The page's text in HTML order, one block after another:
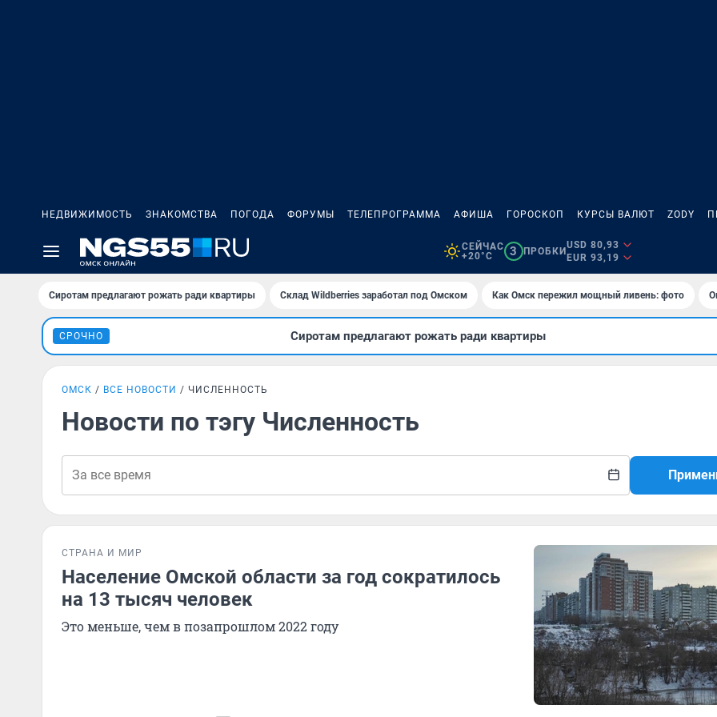
НЕДВИЖИМОСТЬ ЗНАКОМСТВА ПОГОДА ФОРУМЫ ТЕЛЕПРОГРАММА АФИША ГОРОСКОП КУРСЫ ВАЛЮТ ZODY
СЕЙЧАС
+20°C
3 ПРОБКИ
USD 80,93
EUR 93,19
Сиротам предлагают рожать ради квартиры Склад Wildberries заработал под Омском Как Омск пережил мощный ливень: фото
СРОЧНО Сиротам предлагают рожать ради квартиры
ОМСК ВСЕ НОВОСТИ ЧИСЛЕННОСТЬ
Новости по тэгу Численность
СТРАНА И МИР
Население Омской области за год сократилось
на 13 тысяч человек
Это меньше, чем в позапрошлом 2022 году